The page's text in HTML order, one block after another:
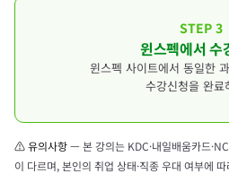
STEP 3
윈스펙에서 수
윈스펙 사이트에서 동일한
수강신청을 완료
⚠ 유의사항— 본 강의는 KDC·내일배움카드
이 다르며, 본인의 취업 상태·직종 우대 여부에